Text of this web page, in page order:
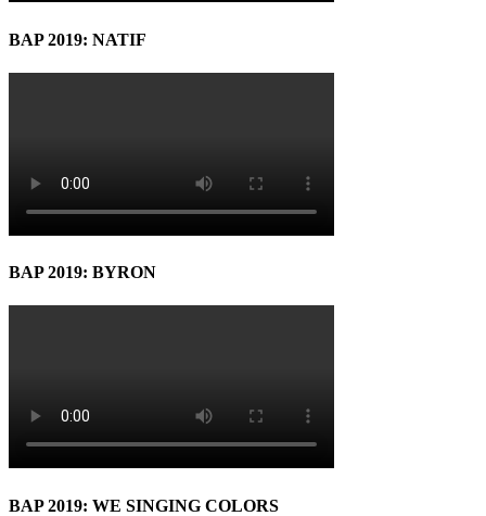
BAP 2019: NATIF
BAP 2019: BYRON
BAP 2019: WE SINGING COLORS